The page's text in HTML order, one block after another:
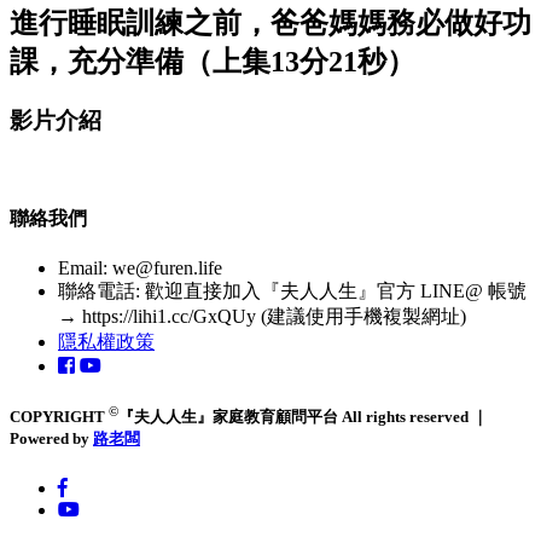
進行睡眠訓練之前，爸爸媽媽務必做好功
課，充分準備（上集13分21秒）
影片介紹
聯絡我們
Email: we@furen.life
聯絡電話: 歡迎直接加入『夫人人生』官方 LINE@ 帳號
→ https://lihi1.cc/GxQUy (建議使用手機複製網址)
隱私權政策
COPYRIGHT ©
『夫人人生』家庭教育顧問平台 All rights reserved ｜
Powered by 路老闆